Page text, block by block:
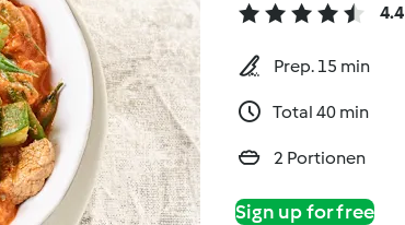
4.4
Prep. 15 min
Total 40 min
2 Portionen
Sign up for free